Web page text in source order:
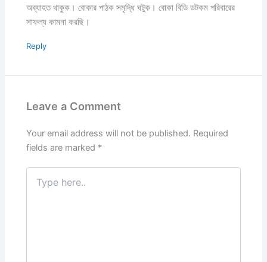
অব্যাহত থাকুক। বোকার পাঠক সমৃদ্ধি ঘটুক। বোকা বিডি ডটকম পরিবারের
সাফল্য কামনা করছি।
Reply
Leave a Comment
Your email address will not be published. Required
fields are marked *
here..